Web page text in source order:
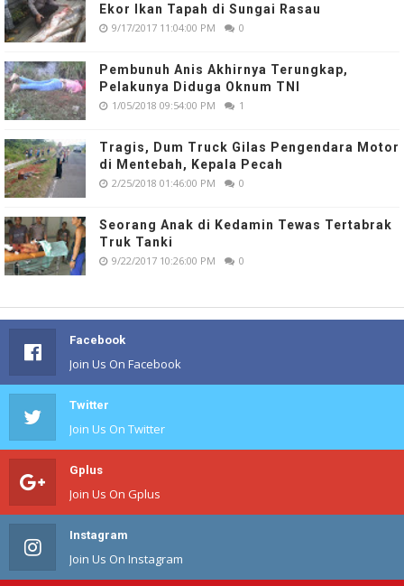
Ekor Ikan Tapah di Sungai Rasau
9/17/2017 11:04:00 PM 0
Pembunuh Anis Akhirnya Terungkap,
Pelakunya Diduga Oknum TNI
1/05/2018 09:54:00 PM 1
Tragis, Dum Truck Gilas Pengendara Motor
di Mentebah, Kepala Pecah
2/25/2018 01:46:00 PM 0
Seorang Anak di Kedamin Tewas Tertabrak
Truk Tanki
9/22/2017 10:26:00 PM 0
Facebook
Join Us On Facebook
Twitter
Join Us On Twitter
Gplus
Join Us On Gplus
Instagram
Join Us On Instagram